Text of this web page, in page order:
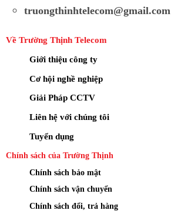
truongthinhtelecom@gmail.com
Về Trường Thịnh Telecom
Giới thiệu công ty
Cơ hội nghề nghiệp
Giải Pháp CCTV
Liên hệ với chúng tôi
Tuyển dụng
Chính sách của Trường Thịnh
Chính sách bảo mật
Chính sách vận chuyển
Chính sách đổi, trả hàng